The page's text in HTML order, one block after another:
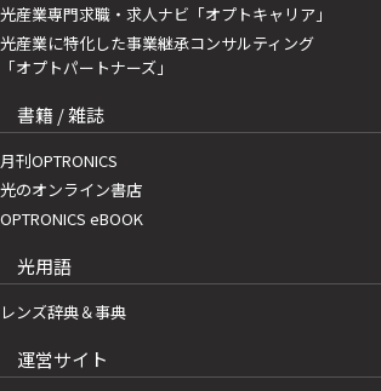
光産業専門求職・求人ナビ「オプトキャリア」
光産業に特化した事業継承コンサルティング
「オプトパートナーズ」
書籍 / 雑誌
月刊OPTRONICS
光のオンライン書店
OPTRONICS eBOOK
光用語
レンズ辞典＆事典
運営サイト